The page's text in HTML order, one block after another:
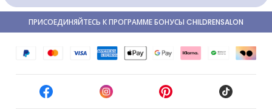
ПРИСОЕДИНЯЙТЕСЬ К ПРОГРАММЕ БОНУСЫ CHILDRENSALON